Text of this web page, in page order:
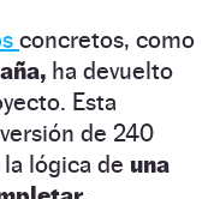
concretos, como
ha devuelto
Esta
de 240
lógica de una